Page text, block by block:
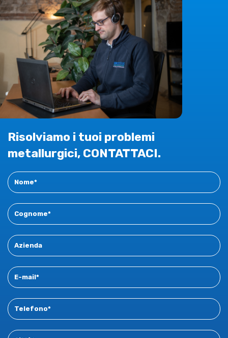
Risolviamo i tuoi problemi
metallurgici, CONTATTACI.
Contact
New